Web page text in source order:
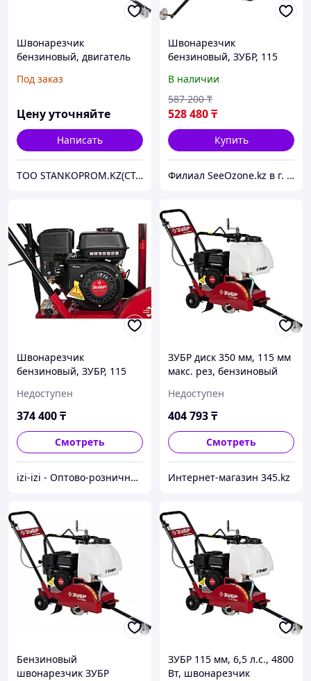
Швонарезчик
бензиновый, двигатель
«ПРОФЕССИОНАЛ»
Под заказ
Цену уточняйте
Написать
ТОО STANKOPROM.KZ(СТАНКОПРОМ.КЗ)
Швонарезчик
бензиновый, ЗУБР, 115
серия "Профессионал"
(двигатель"Honda")
(ЗШБ-350 Х)
В наличии
528 480₸
587 200 ₸
Купить
Филиал SeeOzone.kz в г. Астана
Швонарезчик
бензиновый, ЗУБР, 115
серия "Профессионал"
(двигатель"Зубр")
Недоступен
374 400₸
Смотреть
izi-izi - Оптово-розничный Склад - товары на заказ до двери! Cамые уникальные и полезные товары.
ЗУБР диск 350 мм, 115 мм
макс. рез, бензиновый
швов), Профессионал
(ЗШБ-350)
Недоступен
404 793₸
Смотреть
Интернет-магазин 345.kz
Бензиновый
швонарезчик ЗУБР
ЗУБР 115 мм, 6,5 л.с., 4800
Вт, швонарезчик